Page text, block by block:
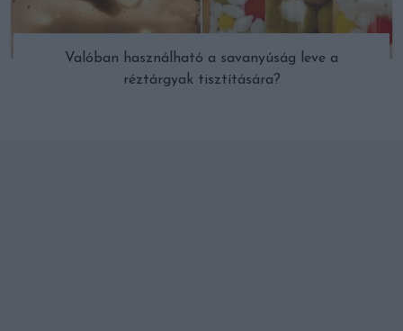
Valóban használható a savanyúság leve a
réztárgyak tisztítására?